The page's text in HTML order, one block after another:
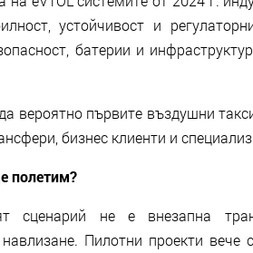
устойчивост и
батерии и
вероятно първите въздушни
бизнес клиенти и
полетим?
сценарий не е внезапна
Пилотни проекти